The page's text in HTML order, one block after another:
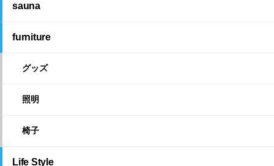
sauna
furniture
グッズ
照明
椅子
Life Style